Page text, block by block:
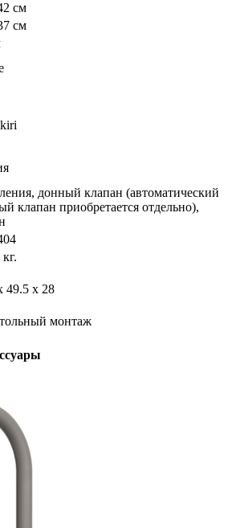
см
см
донный клапан (автоматический
клапан приобретается отдельно),
49.5 х 28
монтаж